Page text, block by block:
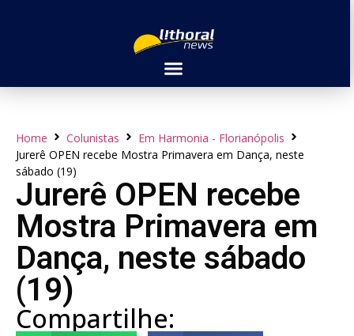
Home Colunistas
Em Harmonia - Florianópolis
Jurerê OPEN recebe Mostra Primavera em Dança, neste
sábado (19)
Jurerê OPEN recebe
Mostra Primavera em
Dança, neste sábado
(19)
Compartilhe: